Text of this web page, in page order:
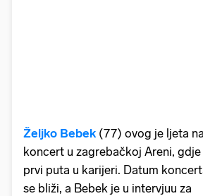
Željko Bebek (77) ovog je ljeta
koncert u zagrebačkoj Areni,
prvi puta u karijeri. Datum
se bliži, a Bebek je u intervjuu za